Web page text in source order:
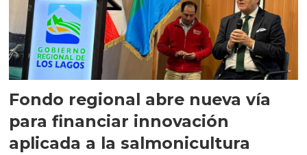
Fondo regional abre nueva vía
para financiar innovación
aplicada a la salmonicultura